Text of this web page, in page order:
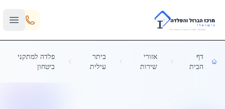
Skip to main content
דף
הבית
אזורי
שירות
ביתר
עילית
פלדה למתקני
ביטחון